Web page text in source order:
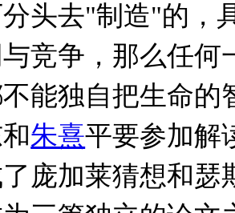
头去"制造"的，
竞争，那么任何
能独自把生命的
朱熹平要参加解
庞加莱猜想和瑟